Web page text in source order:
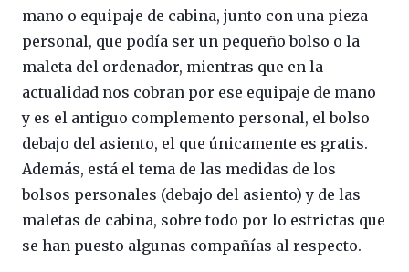
mano o equipaje de cabina, junto con una pieza
personal, que podía ser un pequeño bolso o la
maleta del ordenador, mientras que en la
actualidad nos cobran por ese equipaje de mano
y es el antiguo complemento personal, el bolso
debajo del asiento, el que únicamente es gratis.
Además, está el tema de las medidas de los
bolsos personales (debajo del asiento) y de las
maletas de cabina, sobre todo por lo estrictas que
se han puesto algunas compañías al respecto.